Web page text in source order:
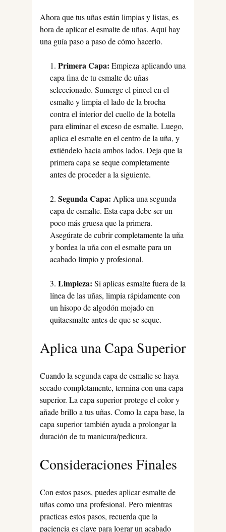
Ahora que tus uñas están limpias y listas, es
hora de aplicar el esmalte de uñas. Aquí hay
una guía paso a paso de cómo hacerlo.
Primera Capa: Empieza aplicando una
capa fina de tu esmalte de uñas
seleccionado. Sumerge el pincel en el
esmalte y limpia el lado de la brocha
contra el interior del cuello de la botella
para eliminar el exceso de esmalte. Luego,
aplica el esmalte en el centro de la uña, y
extiéndelo hacia ambos lados. Deja que la
primera capa se seque completamente
antes de proceder a la siguiente.
Segunda Capa: Aplica una segunda
capa de esmalte. Esta capa debe ser un
poco más gruesa que la primera.
Asegúrate de cubrir completamente la uña
y bordea la uña con el esmalte para un
acabado limpio y profesional.
Limpieza: Si aplicas esmalte fuera de la
línea de las uñas, limpia rápidamente con
un hisopo de algodón mojado en
quitaesmalte antes de que se seque.
Aplica una Capa Superior
Cuando la segunda capa de esmalte se haya
secado completamente, termina con una capa
superior. La capa superior protege el color y
añade brillo a tus uñas. Como la capa base, la
capa superior también ayuda a prolongar la
duración de tu manicura/pedicura.
Consideraciones Finales
Con estos pasos, puedes aplicar esmalte de
uñas como una profesional. Pero mientras
practicas estos pasos, recuerda que la
paciencia es clave para lograr un acabado